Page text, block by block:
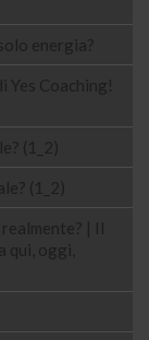
energia?
Yes Coaching!
(1_2)
(1_2)
| Il
qui, oggi,